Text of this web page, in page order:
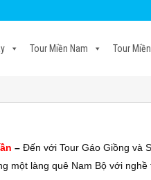
Tour Miền Nam Tour
– Đến với Tour Gáo Giồng và
một làng quê Nam Bộ với nghề